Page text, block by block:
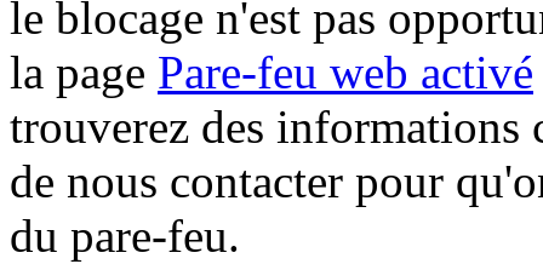
le blocage n'est pas
la page Pare-feu web activé
trouverez des informations
de nous contacter pour
du pare-feu.